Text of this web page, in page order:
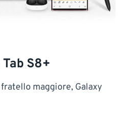
S8+
maggiore, Galaxy